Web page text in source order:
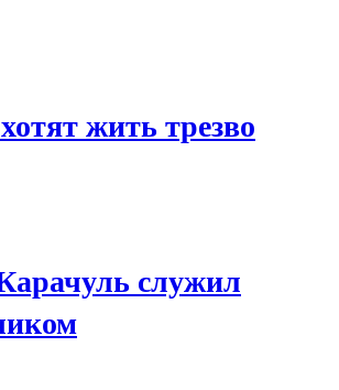
жить трезво
служил